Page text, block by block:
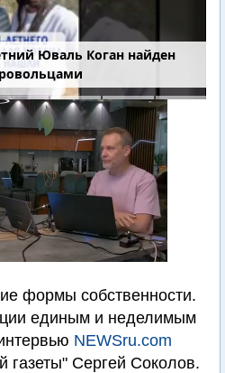
Юваль Коган найден
формы собственности.
единым и неделимым
NEWSru.com
газеты" Сергей Соколов.